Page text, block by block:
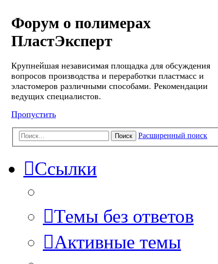
Форум о полимерах
ПластЭксперт
Крупнейшая независимая площадка для обсуждения
вопросов производства и переработки пластмасс и
эластомеров различными способами. Рекомендации
ведущих специалистов.
Пропустить
Поиск Расширенный поиск
Ссылки
Темы без ответов
Активные темы